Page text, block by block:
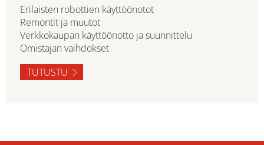
Erilaisten robottien käyttöönotot
Remontit ja muutot
Verkkokaupan käyttöönotto ja suunnittelu
Omistajan vaihdokset
TUTUSTU